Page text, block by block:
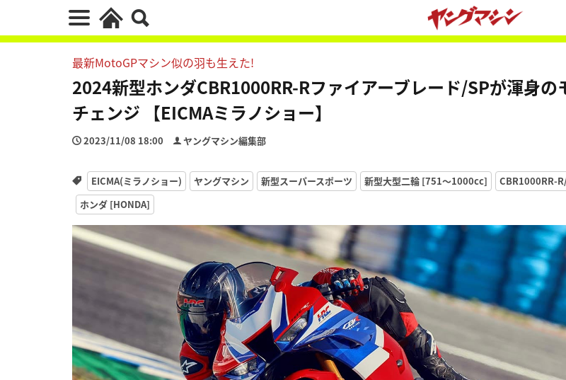
最新MotoGPマシン似の羽も生えた!
2024新型ホンダCBR1000RR-Rファイアーブレード/SPが渾身の
チェンジ 【EICMAミラノショー】
2023/11/08 18:00 ヤングマシン編集部
EICMA(ミラノショー) ヤングマシン 新型スーパースポーツ 新型大型二輪 [751〜1000cc]
CBR1000RR-
ホンダ [HONDA]